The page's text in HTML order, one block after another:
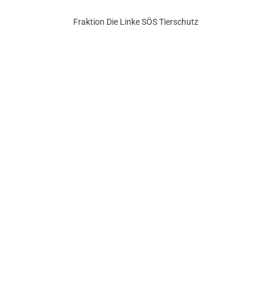
Fraktion Die Linke SÖS Tierschutz